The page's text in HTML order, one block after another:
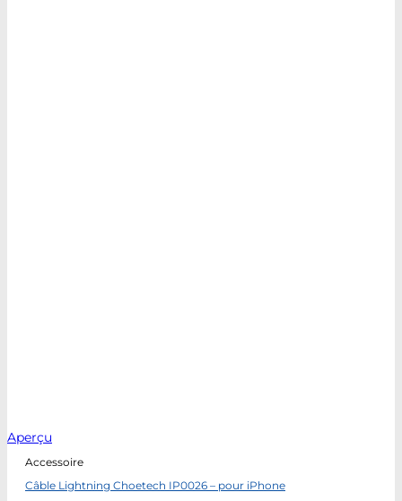
Aperçu
Accessoire
Câble Lightning Choetech IP0026 – pour iPhone